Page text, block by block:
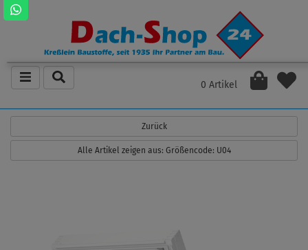
0 Artikel
Zurück
Alle Artikel zeigen aus: Größencode: U04